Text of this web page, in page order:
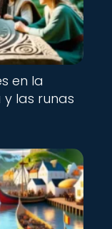
en la
las runas